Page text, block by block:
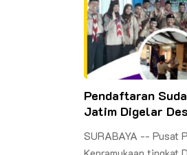
Pendaftaran
Jatim Digelar
SURABAYA -- Pusat